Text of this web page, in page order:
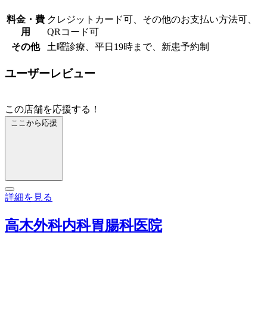
料金・費
用
クレジットカード可、その他のお支払い方法可、
QRコード可
その他
土曜診療、平日19時まで、新患予約制
ユーザーレビュー
この店舗を応援する！
ここから応援
詳細を見る
高木外科内科胃腸科医院